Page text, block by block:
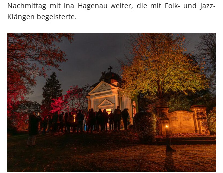
Nachmittag mit Ina Hagenau weiter, die mit Folk- und Jazz-
Klängen begeisterte.